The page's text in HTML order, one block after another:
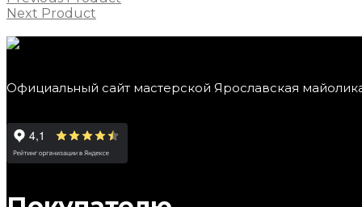
Next Product
Официальный сайт мастерской Ярославская